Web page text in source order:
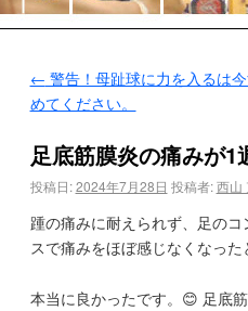
← 警告！母趾球に力を入るは
めてください。
足底筋膜炎の痛みが1
投稿日: 2024年7月28日 投稿者: 西山
踵の痛みに耐えられず、足の
スで痛みをほぼ感じなくなった
本当に良かったです。😊 足底